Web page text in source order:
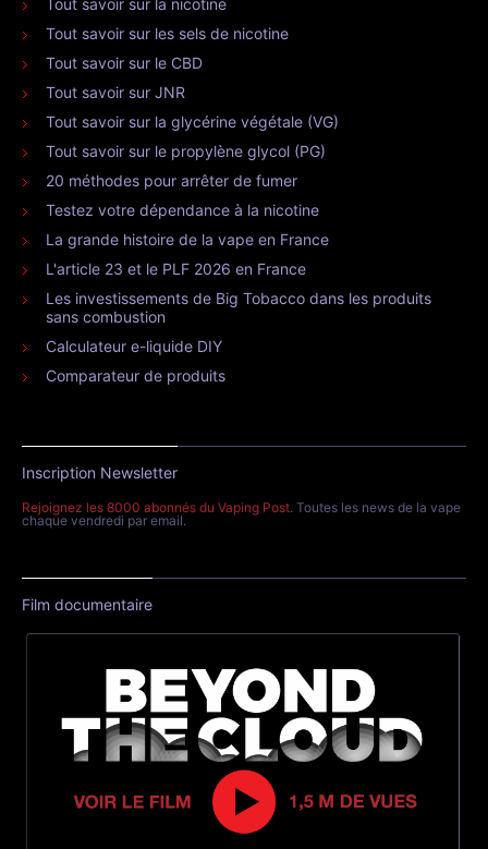
Tout savoir sur la nicotine
Tout savoir sur les sels de nicotine
Tout savoir sur le CBD
Tout savoir sur JNR
Tout savoir sur la glycérine végétale (VG)
Tout savoir sur le propylène glycol (PG)
20 méthodes pour arrêter de fumer
Testez votre dépendance à la nicotine
La grande histoire de la vape en France
L'article 23 et le PLF 2026 en France
Les investissements de Big Tobacco dans les produits
sans combustion
Calculateur e-liquide DIY
Comparateur de produits
Inscription Newsletter
Rejoignez les 8000 abonnés du Vaping Post. Toutes les news de la vape
chaque vendredi par email.
Film documentaire